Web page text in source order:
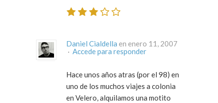
Daniel Cialdella en enero 11, 2007
· Accede para responder
Hace unos años atras (por el 98) en
uno de los muchos viajes a colonia
en Velero, alquilamos una motito